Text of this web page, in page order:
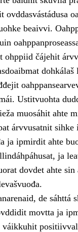
beaivvi.
ohppiid čájehit
Ustitvuohta
muosáhit ahte
árvvusatnit sihke
ja ipmirdit ahte
ja
dovdet ahte
de
movtta ja
váikkuhit